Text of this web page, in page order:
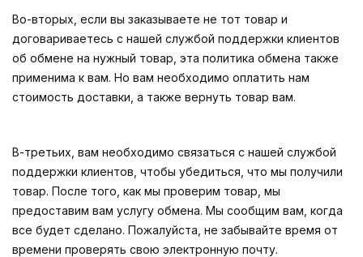
Во-вторых, если вы заказываете не тот товар и
договариваетесь с нашей службой поддержки клиентов
об обмене на нужный товар, эта политика обмена также
применима к вам. Но вам необходимо оплатить нам
стоимость доставки, а также вернуть товар вам.
В-третьих, вам необходимо связаться с нашей службой
поддержки клиентов, чтобы убедиться, что мы получили
товар. После того, как мы проверим товар, мы
предоставим вам услугу обмена. Мы сообщим вам, когда
все будет сделано. Пожалуйста, не забывайте время от
времени проверять свою электронную почту.